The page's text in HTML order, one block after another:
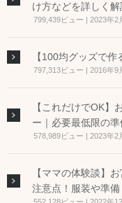
け方などを詳しく解
799,439ビュー 2023年2
【100均グッズで
797,313ビュー 2016年9
【これだけでOK】
ー｜必要最低限の
578,989ビュー 2023年2
【ママの体験談】
注意点！服装や準